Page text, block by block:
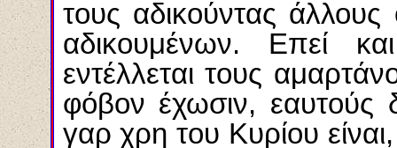
τους αδικούντας άλλους
αδικουμένων. Επεί
εντέλλεται τους
φόβον έχωσιν, εαυτούς
γαρ χρη του Κυρίου